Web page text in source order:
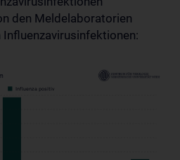
den Meldelaboratorien